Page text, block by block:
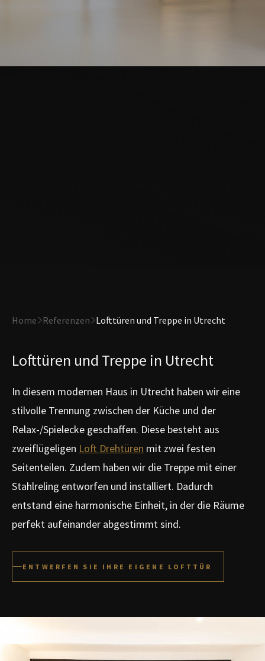
Home Referenzen Lofttüren und Treppe in Utrecht
Lofttüren und Treppe in Utrecht
In diesem modernen Haus in Utrecht haben wir eine
stilvolle Trennung zwischen der Küche und der
Relax-/Spielecke geschaffen. Diese besteht aus
zweiflügeligen Loft Drehtüren mit zwei festen
Seitenteilen. Zudem haben wir die Treppe mit einer
Stahlreling entworfen und installiert. Dadurch
entstand eine harmonische Einheit, in der die Räume
perfekt aufeinander abgestimmt sind.
ENTWERFEN SIE IHRE EIGENE LOFTTÜR